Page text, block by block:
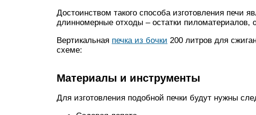
Достоинством такого способа изготовления печи
длинномерные отходы – остатки пиломатериалов,
Вертикальная печка из бочки 200 литров для
схеме:
Материалы и инструменты
Для изготовления подобной печки будут нужны